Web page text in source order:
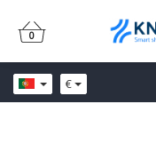
€
0
0